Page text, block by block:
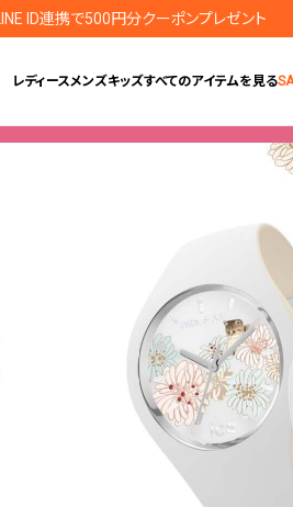
LINE ID連携で500円分クーポンプレゼント
レディースメンズキッズすべてのアイテムを見る